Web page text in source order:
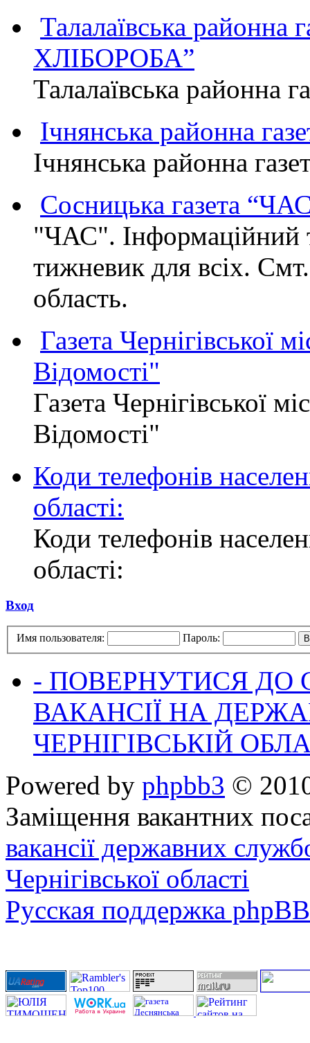
Талалаївська
ХЛІБОРОБА”
Талалаївська
Ічнянська районна
Ічнянська районна
Сосницька газета
"ЧАС". Інформаційний
тижневик для всіх.
область.
Газета Чернігівської
Відомості"
Газета Чернігівської
Відомості"
Коди телефонів
області:
Коди телефонів
області:
Вход
Имя пользователя: Пароль:
- ПОВЕРНУТИСЯ ДО
ВАКАНСІЇ НА
ЧЕРНІГІВСЬКІЙ
Powered by phpbb3 ©
Заміщення вакантних
вакансії державних
Чернігівської області
Русская поддержка phpBB